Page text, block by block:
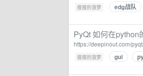
瘦瘦的菠萝 · edg战队
PyQt 如何在
https://deepinout.com/
瘦瘦的菠萝 · gui